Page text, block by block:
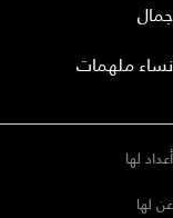
جمال
نساء ملهمات
أعداد لها
عن لها